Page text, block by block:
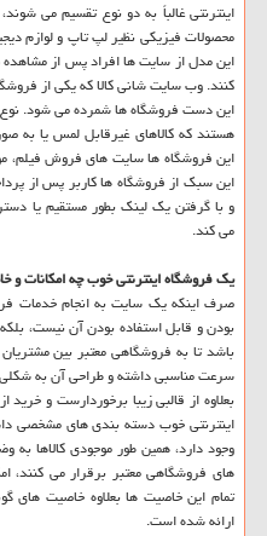
اینترنتی غالباً به دو نوع تقسیم می
محصولات فیزیکی نظیر لپ تاپ و لوازم
این مدل از سایت ها افراد پس از
کنند. وب سایت شانی کالا که یکی از
این دست فروشگاه ها شمرده می شود. نوع
هستند که کالاهای غیرقابل لمس یا به
این فروشگاه ها سایت های فروش فیلم،
این سبک از فروشگاه ها کاربر پس از
و با گرفتن یک لینک بطور مستقیم یا
می کند.
یک فروشگاه اینترنتی خوب چه امکانات و
صرف اینکه یک سایت به انجام خدمات
بودن و قابل استفاده بودن آن نیست،
باشد تا به فروشگاهی معتبر بین
سرعت مناسبی داشته و طراحی آن به شکلی
بعلاوه از قالبی زیبا برخوردارست و
اینترنتی خوب دسته بندی های مشخصی
وجود دارد، همین طور موجودی کالاها
های فروشگاهی معتبر برقرار می کنند،
تمام این خاصیت ها بعلاوه خاصیت های
ارائه شده است.